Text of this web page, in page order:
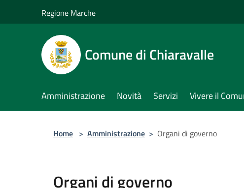
Regione Marche
Comune di Chiaravalle
Amministrazione Novità Servizi Vivere il
Home > Amministrazione > Organi di governo
Organi di governo